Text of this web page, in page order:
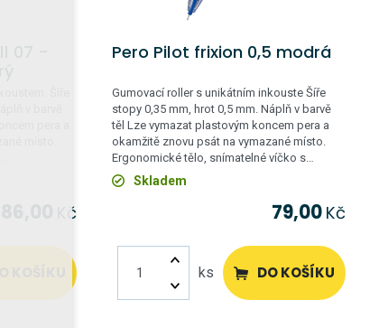
Kč
Pero Pilot frixion 0,5 modrá
Gumovací roller s unikátním inkouste Šíře
stopy 0,35 mm, hrot 0,5 mm. Náplň v barvě
těl Lze vymazat plastovým koncem pera a
okamžitě znovu psát na vymazané místo.
Ergonomické tělo, snímatelné víčko s…
Skladem
79,00 Kč
ks DO KOŠÍKU